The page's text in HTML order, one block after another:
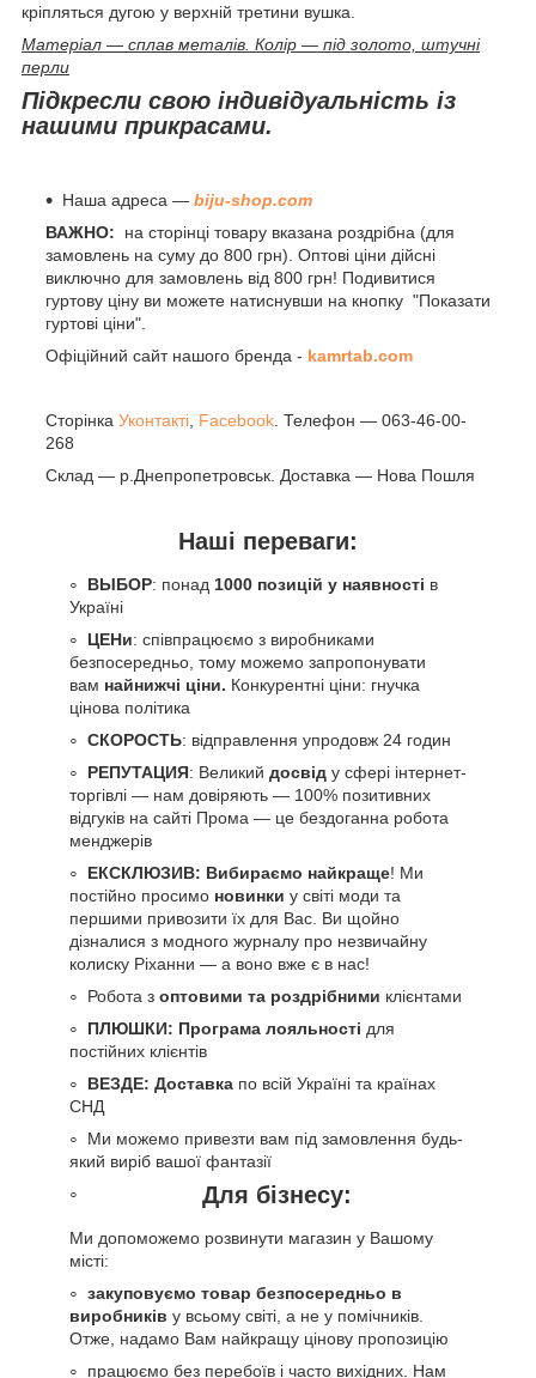
кріпляться дугою у верхній третини вушка.
Матеріал — сплав металів. Колір — під золото, штучні
перли
Підкресли свою індивідуальність із
нашими прикрасами.
Наша адреса — biju-shop.com
ВАЖНО:
на сторінці товару вказана роздрібна (для
замовлень на суму до 800 грн). Оптові ціни дійсні
виключно для замовлень від 800 грн! Подивитися
гуртову ціну ви можете натиснувши на кнопку "Показати
гуртові ціни".
Офіційний сайт нашого бренда - kamrtab.com
Сторінка Уконтакті, Facebook. Телефон — 063-46-00-
268
Склад — р.Днепропетровськ. Доставка — Нова Пошля
Наші переваги:
ВЫБОР: понад 1000 позицій у наявності в
Україні
ЦЕНи: співпрацюємо з виробниками
безпосередньо, тому можемо запропонувати
вам найнижчі ціни. Конкурентні ціни: гнучка
цінова політика
СКОРОСТЬ: відправлення упродовж 24 годин
РЕПУТАЦИЯ: Великий досвід у сфері інтернет-
торгівлі — нам довіряють — 100% позитивних
відгуків на сайті Прома — це бездоганна робота
менджерів
ЕКСКЛЮЗИВ: Вибираємо найкраще! Ми
постійно просимо новинки у світі моди та
першими привозити їх для Вас. Ви щойно
дізналися з модного журналу про незвичайну
колиску Ріханни — а воно вже є в нас!
Робота з оптовими та роздрібними клієнтами
ПЛЮШКИ: Програма лояльності для
постійних клієнтів
ВЕЗДЕ: Доставка по всій Україні та країнах
СНД
Ми можемо привезти вам під замовлення будь-
який виріб вашої фантазії
Для бізнесу:
Ми допоможемо розвинути магазин у Вашому
місті:
закуповуємо товар безпосередньо в
виробників у всьому світі, а не у помічників.
Отже, надамо Вам найкращу цінову пропозицію
працюємо без перебоїв і часто вихідних. Нам